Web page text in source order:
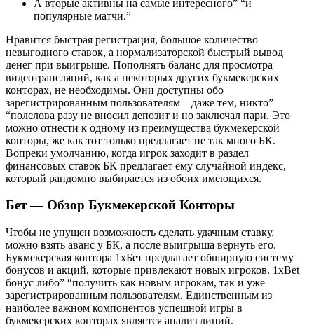
А вторые активны на самые интересного” “и
популярные матчи.”
Нравится быстрая регистрация, большое количество
невыгодного ставок, а нормализаторской быстрый вывод
денег при выигрыше. Пополнять баланс для просмотра
видеотрансляций, как а некоторых других букмекерских
конторах, не необходимы. Они доступны обо
зарегистрированным пользователям – даже тем, никто”
“полслова разу не вносил депозит и но заключал пари. Это
можно отнести к одному из преимущества букмекерской
конторы, же как тот только предлагает не так много БК.
Вопреки умолчанию, когда игрок заходит в раздел
финансовых ставок БК предлагает ему случайной индекс,
который рандомно выбирается из обоих имеющихся.
Бет — Обзор Букмекерской Конторы
Чтобы не упущен возможность сделать удачным ставку,
можно взять аванс у БК, а после выигрыша вернуть его.
Букмекерская контора 1хБет предлагает обширную систему
бонусов и акций, которые привлекают новых игроков. 1xBet
бонус либо” “получить как новым игрокам, так и уже
зарегистрированным пользователям. Единственным из
наиболее важном компонентов успешной игры в
букмекерских конторах является анализ линий.